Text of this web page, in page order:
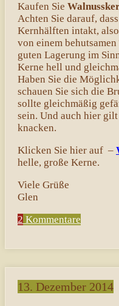
Kaufen Sie
Achten Sie darauf,
Kernhälften intakt,
von einem
guten Lagerung im
Kerne hell und
Haben Sie die
schauen Sie sich die
sollte gleichmäßig
sein. Und auch hier
knacken.
Klicken Sie hier auf –
helle, große Kerne.
Viele Grüße
Glen
2 Kommentare
13. Dezember 2014